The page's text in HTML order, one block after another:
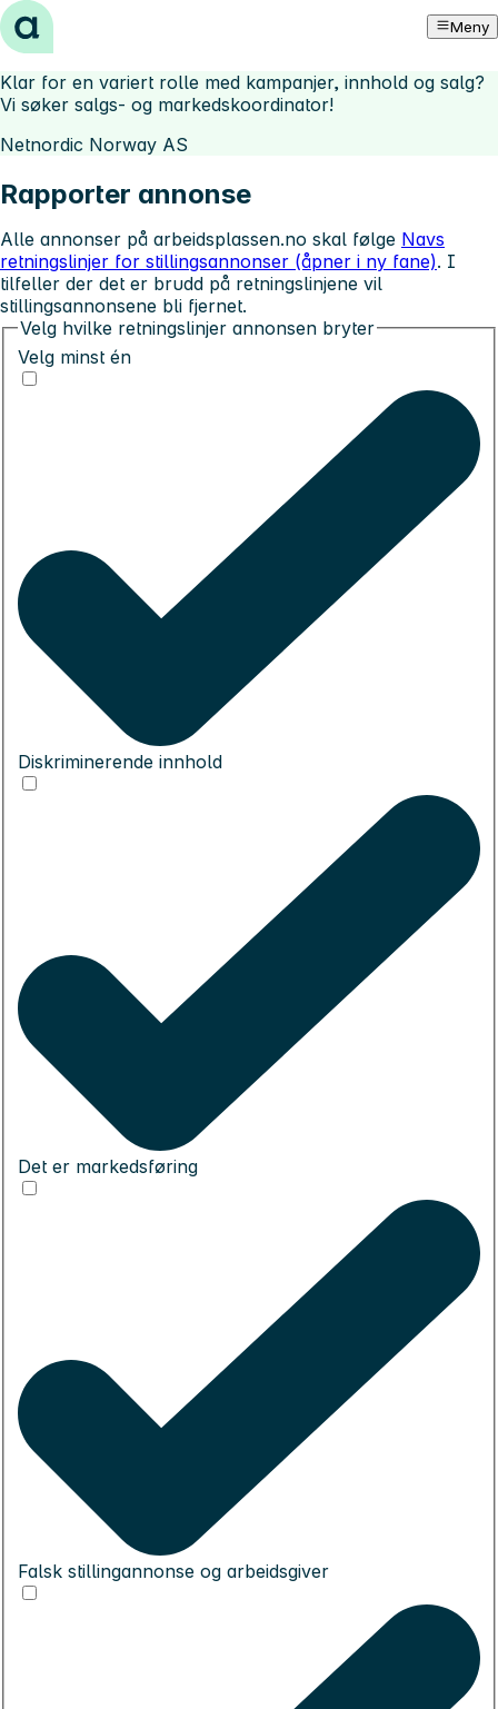
Hopp til innhold Meny
Klar for en variert rolle med kampanjer, innhold og salg?
Vi søker salgs- og markedskoordinator!
Netnordic Norway AS
Rapporter annonse
Alle annonser på arbeidsplassen.no skal følge Navs
retningslinjer for stillingsannonser (åpner i ny fane). I
tilfeller der det er brudd på retningslinjene vil
stillingsannonsene bli fjernet.
Velg hvilke retningslinjer annonsen bryter
Velg minst én
Diskriminerende innhold
Det er markedsføring
Falsk stillingannonse og arbeidsgiver